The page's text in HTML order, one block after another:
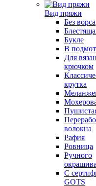
Вид пряжи
Без ворса
Букле
В подмот
Для
крючком
крутка
волокна
Рафия
Ровница
Ручного
С
GOTS